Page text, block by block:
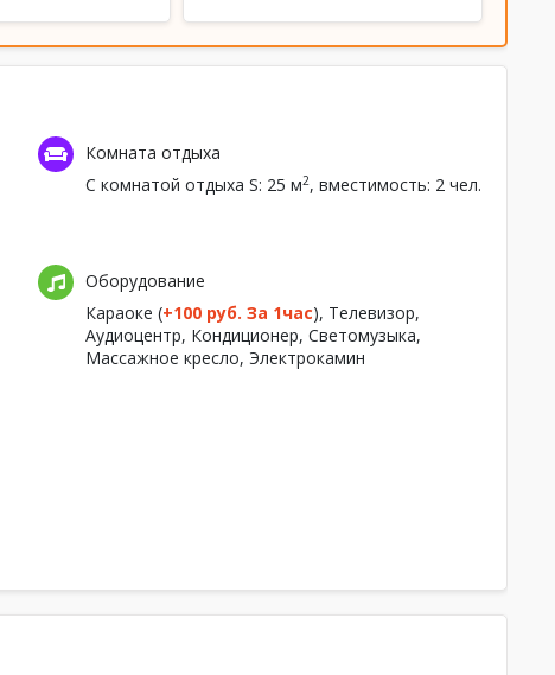
Комната отдыха
С комнатой отдыха S: 25 м2, вместимость: 2 чел.
Оборудование
Караоке (+100 руб. За 1час), Телевизор,
Аудиоцентр, Кондиционер,Светомузыка,
Массажное кресло,Электрокамин